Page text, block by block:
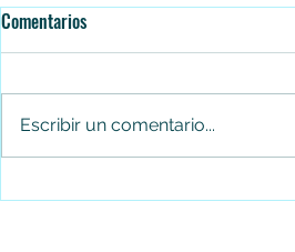
Falleció el senador Miguel Uribe
Comentarios
Escribir un comentario...